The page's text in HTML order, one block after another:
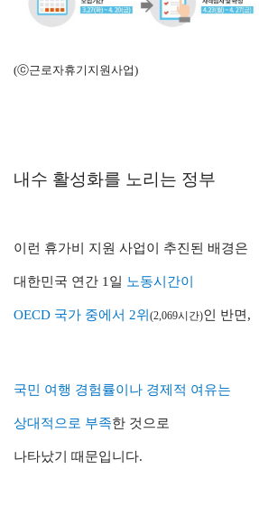
(ⓒ근로자휴기지원사업)
내수 활성화를 노리는 정부
이런 휴가비 지원 사업이 추진된 배경은
대한민국 연간 1일 노동시간이
OECD 국가 중에서 2위 (2,069시간)인 반면,
국민 여행 경험률이나 경제적 여유는
상대적으로 부족한 것으로
나타났기 때문입니다.